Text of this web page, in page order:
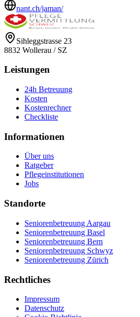
nant.ch/jaman/
Sihleggstrasse 23
8832 Wollerau / SZ
Leistungen
24h Betreuung
Kosten
Kostenrechner
Checkliste
Informationen
Über uns
Ratgeber
Pflegeinstitutionen
Jobs
Standorte
Seniorenbetreuung Aargau
Seniorenbetreuung Basel
Seniorenbetreuung Bern
Seniorenbetreuung Schwyz
Seniorenbetreuung Zürich
Rechtliches
Impressum
Datenschutz